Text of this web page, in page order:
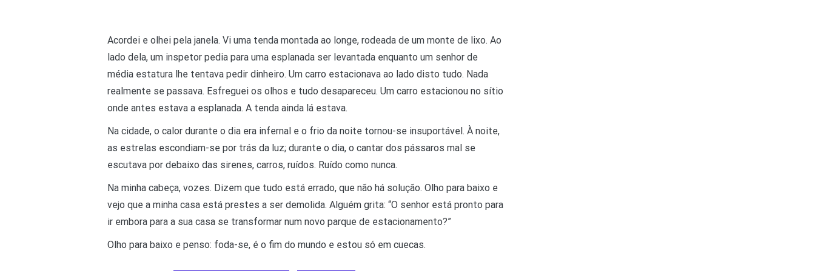
Acordei e olhei pela janela. Vi uma tenda montada ao longe, rodeada de um monte de lixo. Ao
lado dela, um inspetor pedia para uma esplanada ser levantada enquanto um senhor de
média estatura lhe tentava pedir dinheiro. Um carro estacionava ao lado disto tudo. Nada
realmente se passava. Esfreguei os olhos e tudo desapareceu. Um carro estacionou no sítio
onde antes estava a esplanada. A tenda ainda lá estava.
Na cidade, o calor durante o dia era infernal e o frio da noite tornou-se insuportável. À noite,
as estrelas escondiam-se por trás da luz; durante o dia, o cantar dos pássaros mal se
escutava por debaixo das sirenes, carros, ruídos. Ruído como nunca.
Na minha cabeça, vozes. Dizem que tudo está errado, que não há solução. Olho para baixo e
vejo que a minha casa está prestes a ser demolida. Alguém grita: “O senhor está pronto para
ir embora para a sua casa se transformar num novo parque de estacionamento?”
Olho para baixo e penso: foda-se, é o fim do mundo e estou só em cuecas.